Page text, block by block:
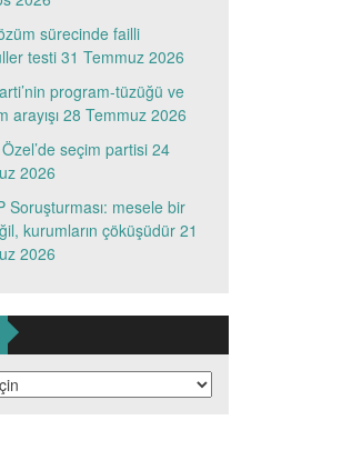
sürecinde failli
testi 31 Temmuz 2026
program-tüzüğü ve
arayışı 28 Temmuz 2026
seçim partisi 24
2026
Soruşturması: mesele bir
kurumların çöküşüdür 21
2026